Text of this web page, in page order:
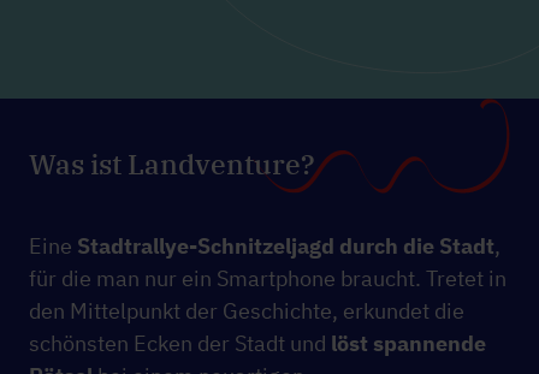
Was ist Landventure?
Eine Stadtrallye-Schnitzeljagd durch die Stadt,
für die man nur ein Smartphone braucht. Tretet in
den Mittelpunkt der Geschichte, erkundet die
schönsten Ecken der Stadt und löst spannende